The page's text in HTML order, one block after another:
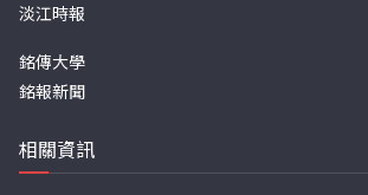
淡江時報
銘傳大學
銘報新聞
相關資訊